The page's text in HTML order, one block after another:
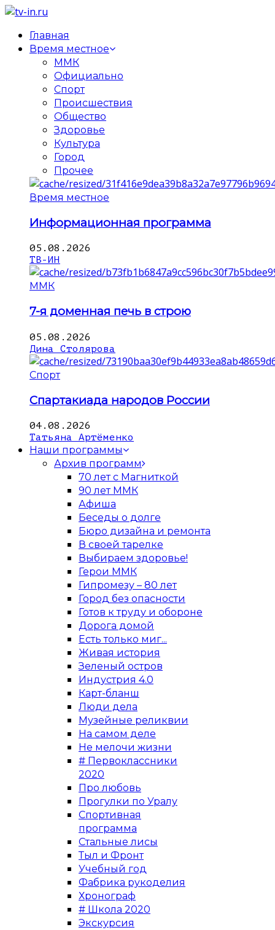
Главная
Время местное
ММК
Официально
Спорт
Происшествия
Общество
Здоровье
Культура
Город
Прочее
Время местное
Информационная программа
05.08.2026
ТВ-ИН
ММК
7-я доменная печь в строю
05.08.2026
Дина Столярова
Спорт
Спартакиада народов России
04.08.2026
Татьяна Артёменко
Наши программы
Архив программ
70 лет с Магниткой
90 лет ММК
Афиша
Беседы о долге
Бюро дизайна и ремонта
В своей тарелке
Выбираем здоровье!
Герои ММК
Гипромезу – 80 лет
Город без опасности
Готов к труду и обороне
Дорога домой
Есть только миг...
Живая история
Зеленый остров
Индустрия 4.0
Карт-бланш
Люди дела
Музейные реликвии
На самом деле
Не мелочи жизни
# Первоклассники
2020
Про любовь
Прогулки по Уралу
Спортивная
программа
Стальные лисы
Тыл и Фронт
Учебный год
Фабрика рукоделия
Хронограф
# Школа 2020
Экскурсия